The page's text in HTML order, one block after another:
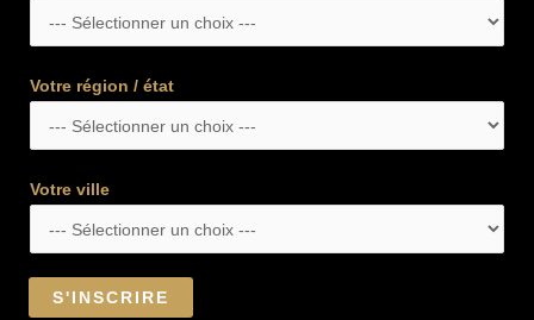
Votre région / état
Votre ville
S'INSCRIRE